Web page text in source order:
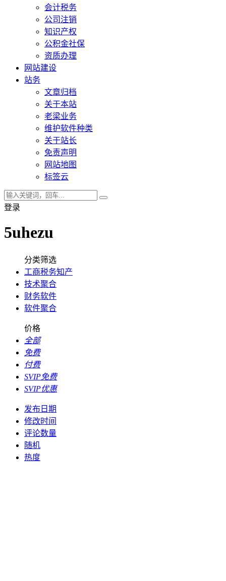
会计税务
公司注销
知识产权
公积金社保
资质办理
网站建设
站务
文章归档
关于本站
老梁业务
维护软件种类
关于站长
免责声明
网站地图
标签云
登录
5uhezu
分类筛选
工商税务知产
技术聚合
财务软件
软件聚合
价格
全部
免费
付费
SVIP免费
SVIP优惠
发布日期
修改时间
评论数量
随机
热度